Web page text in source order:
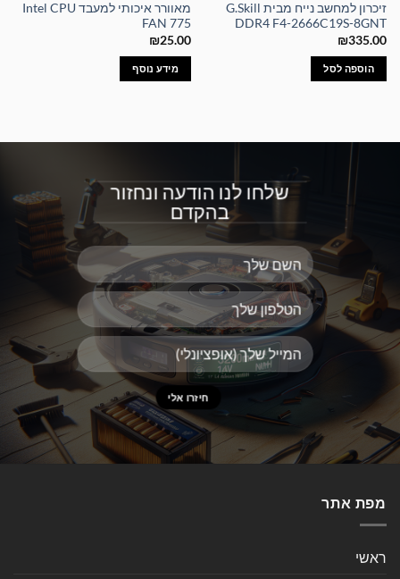
זיכרון למחשב נייח מבית G.Skill
DDR4 F4-2666C19S-8GNT
₪335.00
הוספה לסל
מאוורר איכותי למעבד Intel CPU
FAN 775
₪25.00
מידע נוסף
שלחו לנו הודעה ונחזור
בהקדם
מפת אתר
ראשי